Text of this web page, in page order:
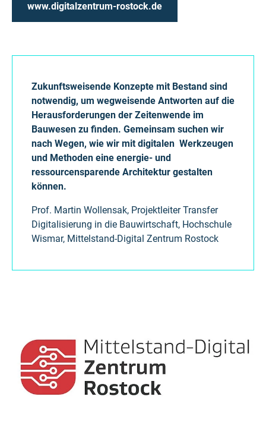
www.digitalzentrum-rostock.de
Zukunftsweisende Konzepte mit Bestand sind
notwendig, um wegweisende Antworten auf die
Herausforderungen der Zeitenwende im
Bauwesen zu finden. Gemeinsam suchen wir
nach Wegen, wie wir mit digitalen Werkzeugen
und Methoden eine energie- und
ressourcensparende Architektur gestalten
können.
Prof. Martin Wollensak, Projektleiter Transfer
Digitalisierung in die Bauwirtschaft, Hochschule
Wismar, Mittelstand-Digital Zentrum Rostock